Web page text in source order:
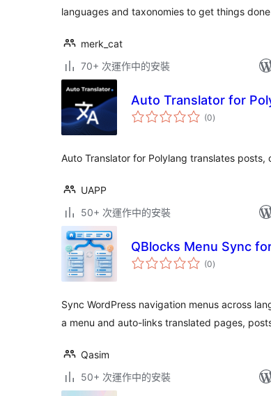
languages and taxonomies to get things done
merk_cat
70+ 次運作中的安裝
Auto Translator for
(0總
評)
Auto Translator for Polylang translates
UAPP
50+ 次運作中的安裝
QBlocks Menu Sync
(0總
評)
Sync WordPress navigation menus across
a menu and auto-links translated pages,
Qasim
50+ 次運作中的安裝